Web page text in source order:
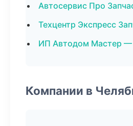
Автосервис Про
Техцентр Экспресс
ИП Автодом Мастер —
Компании в